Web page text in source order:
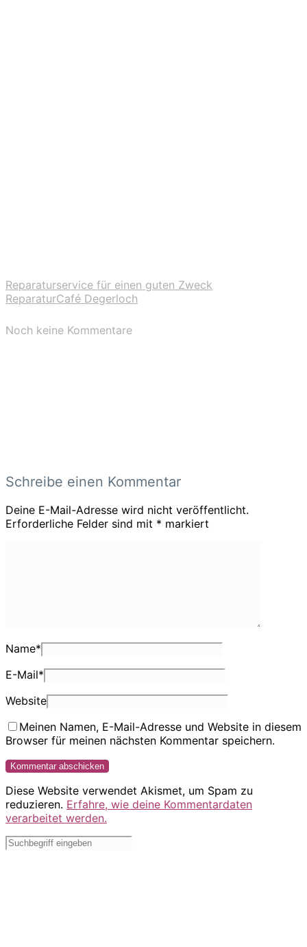
Reparaturservice für einen guten Zweck
ReparaturCafé Degerloch
Noch keine Kommentare
Schreibe einen Kommentar
Deine E-Mail-Adresse wird nicht veröffentlicht.
Erforderliche Felder sind mit * markiert
Name*
E-Mail*
Website
Meinen Namen, E-Mail-Adresse und Website in diesem
Browser für meinen nächsten Kommentar speichern.
Diese Website verwendet Akismet, um Spam zu
reduzieren. Erfahre, wie deine Kommentardaten
verarbeitet werden.